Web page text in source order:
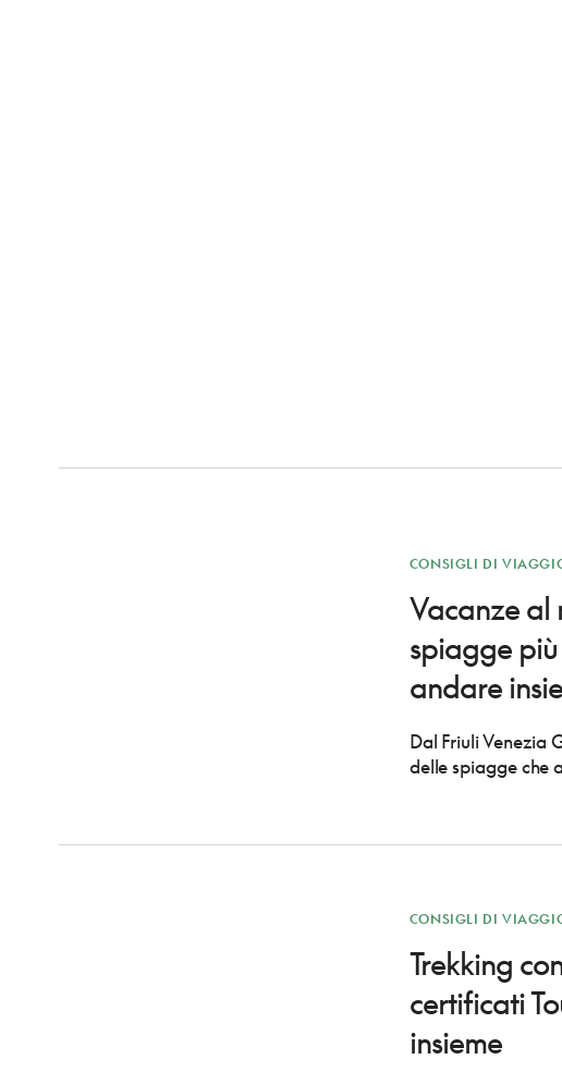
CONSIGLI DI
Vacanze al
spiagge
andare
Dal Friuli Venezia
delle spiagge che
CONSIGLI DI
Trekking
certificati
insieme